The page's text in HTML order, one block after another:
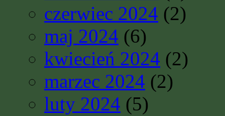
czerwiec 2024 (2)
maj 2024 (6)
kwiecień 2024 (2)
marzec 2024 (2)
luty 2024 (5)